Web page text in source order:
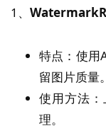
1、
特点：使用
留图片质量
使用方法
理。